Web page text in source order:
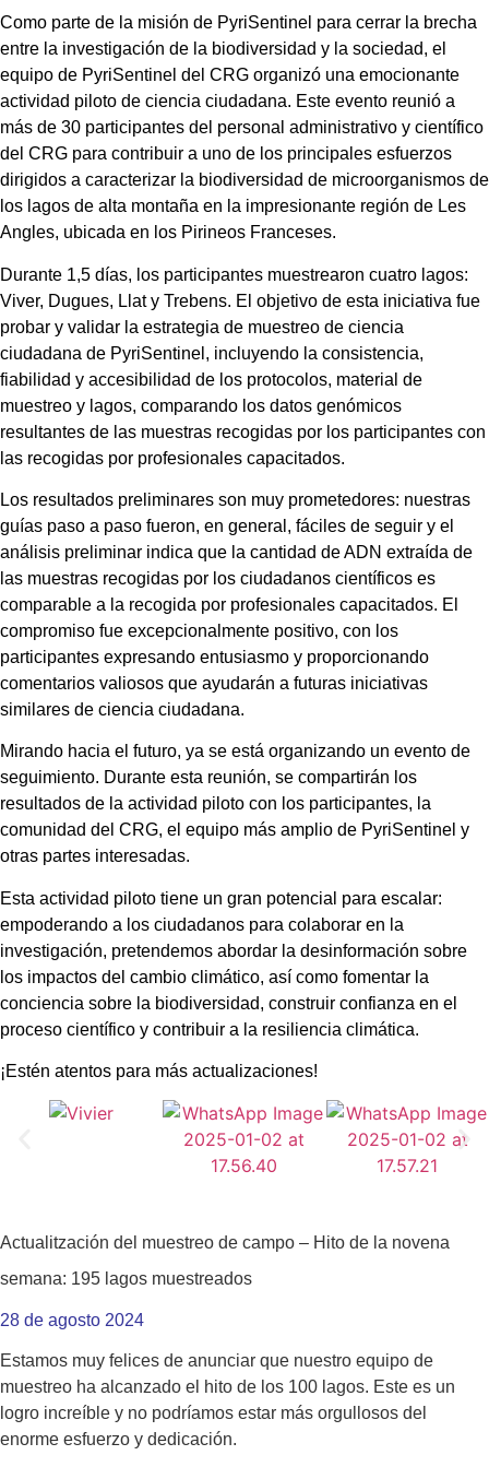
Como parte de la misión de PyriSentinel para cerrar la brecha
entre la investigación de la biodiversidad y la sociedad, el
equipo de PyriSentinel del CRG organizó una emocionante
actividad piloto de ciencia ciudadana. Este evento reunió a
más de 30 participantes del personal administrativo y científico
del CRG para contribuir a uno de los principales esfuerzos
dirigidos a caracterizar la biodiversidad de microorganismos de
los lagos de alta montaña en la impresionante región de Les
Angles, ubicada en los Pirineos Franceses.
Durante 1,5 días, los participantes muestrearon cuatro lagos:
Viver, Dugues, Llat y Trebens. El objetivo de esta iniciativa fue
probar y validar la estrategia de muestreo de ciencia
ciudadana de PyriSentinel, incluyendo la consistencia,
fiabilidad y accesibilidad de los protocolos, material de
muestreo y lagos, comparando los datos genómicos
resultantes de las muestras recogidas por los participantes con
las recogidas por profesionales capacitados.
Los resultados preliminares son muy prometedores: nuestras
guías paso a paso fueron, en general, fáciles de seguir y el
análisis preliminar indica que la cantidad de ADN extraída de
las muestras recogidas por los ciudadanos científicos es
comparable a la recogida por profesionales capacitados. El
compromiso fue excepcionalmente positivo, con los
participantes expresando entusiasmo y proporcionando
comentarios valiosos que ayudarán a futuras iniciativas
similares de ciencia ciudadana.
Mirando hacia el futuro, ya se está organizando un evento de
seguimiento. Durante esta reunión, se compartirán los
resultados de la actividad piloto con los participantes, la
comunidad del CRG, el equipo más amplio de PyriSentinel y
otras partes interesadas.
Esta actividad piloto tiene un gran potencial para escalar:
empoderando a los ciudadanos para colaborar en la
investigación, pretendemos abordar la desinformación sobre
los impactos del cambio climático, así como fomentar la
conciencia sobre la biodiversidad, construir confianza en el
proceso científico y contribuir a la resiliencia climática.
¡Estén atentos para más actualizaciones!
Actualitzación del muestreo de campo – Hito de la novena
semana: 195 lagos muestreados
28 de agosto 2024
Estamos muy felices de anunciar que nuestro equipo de
muestreo ha alcanzado el hito de los 100 lagos. Este es un
logro increíble y no podríamos estar más orgullosos del
enorme esfuerzo y dedicación.